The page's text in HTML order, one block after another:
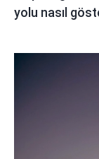
yolu nasıl